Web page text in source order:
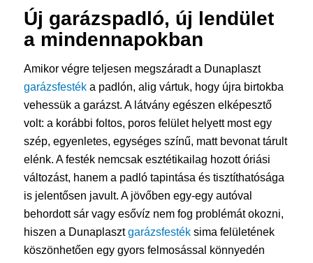
Új garázspadló, új lendület
a mindennapokban
Amikor végre teljesen megszáradt a Dunaplaszt
garázsfestéka padlón, alig vártuk, hogy újra birtokba
vehessük a garázst. A látvány egészen elképesztő
volt: a korábbi foltos, poros felület helyett most egy
szép, egyenletes, egységes színű, matt bevonat tárult
elénk. A festék nemcsak esztétikailag hozott óriási
változást, hanem a padló tapintása és tisztíthatósága
is jelentősen javult. A jövőben egy-egy autóval
behordott sár vagy esővíz nem fog problémát okozni,
hiszen a Dunaplasztgarázsfestéksima felületének
köszönhetően egy gyors felmosással könnyedén